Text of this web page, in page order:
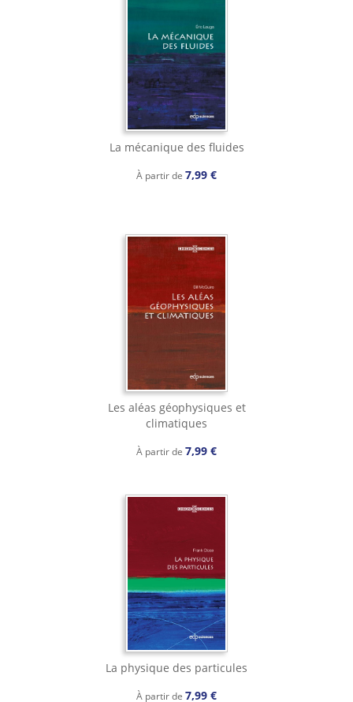
La mécanique des fluides
À partir de 7,99 €
Les aléas géophysiques et
climatiques
À partir de 7,99 €
La physique des particules
À partir de 7,99 €